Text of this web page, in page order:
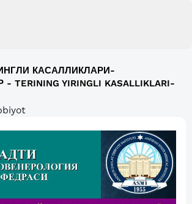
КАСАЛЛИКЛАРИ-
YIRINGLI KASALLIKLARI-